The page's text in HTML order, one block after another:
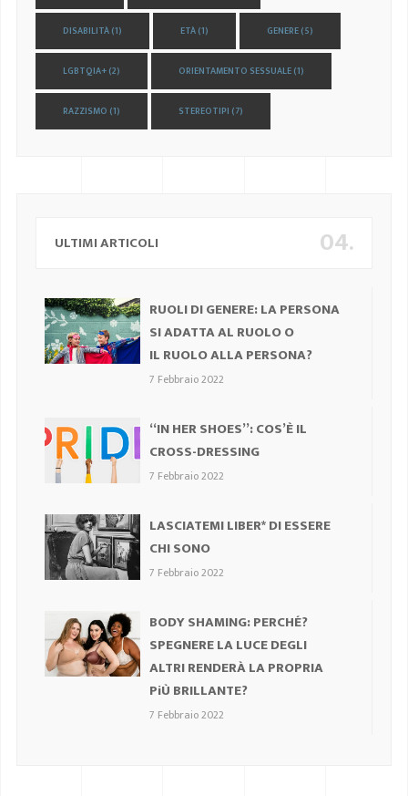
DISABILITÀ(1) ETÀ(1) GENERE(5)
LGBTQIA+(2) ORIENTAMENTO SESSUALE(1)
RAZZISMO (1) STEREOTIPI (7)
04.
ULTIMI ARTICOLI
RUOLI DI GENERE: LA PERSONA
SI ADATTA AL RUOLO O
IL RUOLO ALLA PERSONA?
7 Febbraio 2022
“IN HER SHOES”: COS’È IL
CROSS-DRESSING
7 Febbraio 2022
LASCIATEMI LIBER* DI ESSERE
CHI SONO
7 Febbraio 2022
BODY SHAMING: PERCHÉ?
SPEGNERE LA LUCE DEGLI
ALTRI RENDERÀ LA PROPRIA
PiÙ BRILLANTE?
7 Febbraio 2022